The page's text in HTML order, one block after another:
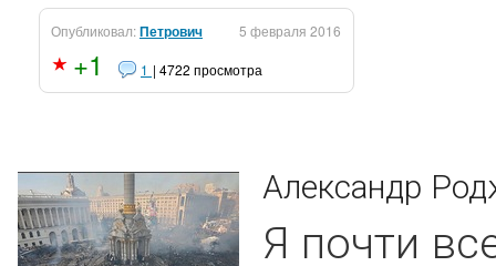
Опубликовал:Петрович 5 февраля 2016
+1 1 | 4722 просмотра
Александр
Я почти